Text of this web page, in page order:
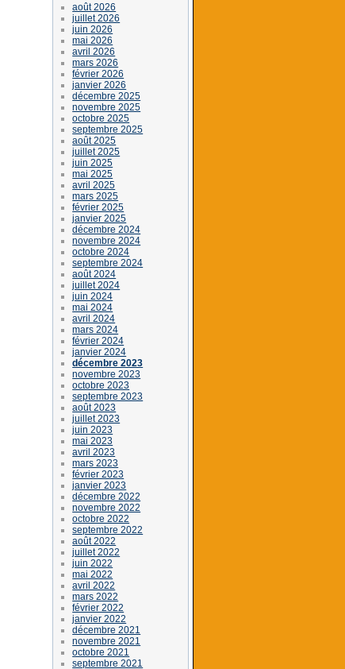
août 2026
juillet 2026
juin 2026
mai 2026
avril 2026
mars 2026
février 2026
janvier 2026
décembre 2025
novembre 2025
octobre 2025
septembre 2025
août 2025
juillet 2025
juin 2025
mai 2025
avril 2025
mars 2025
février 2025
janvier 2025
décembre 2024
novembre 2024
octobre 2024
septembre 2024
août 2024
juillet 2024
juin 2024
mai 2024
avril 2024
mars 2024
février 2024
janvier 2024
décembre 2023
novembre 2023
octobre 2023
septembre 2023
août 2023
juillet 2023
juin 2023
mai 2023
avril 2023
mars 2023
février 2023
janvier 2023
décembre 2022
novembre 2022
octobre 2022
septembre 2022
août 2022
juillet 2022
juin 2022
mai 2022
avril 2022
mars 2022
février 2022
janvier 2022
décembre 2021
novembre 2021
octobre 2021
septembre 2021